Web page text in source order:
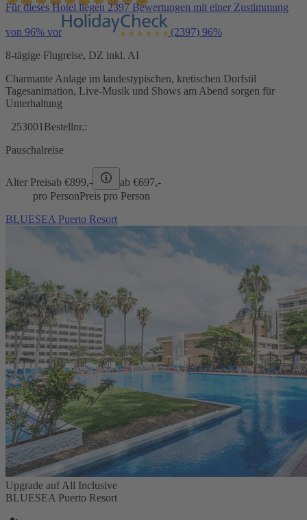
Für dieses Hotel liegen 2397 Bewertungen mit einer Zustimmung
von 96% vor (2397) 96%
8-tägige Flugreise, DZ inkl. AI
Charmante Anlage im landestypischen, kretischen Dorfstil
Tagesanimation, Live-Musik und Shows am Abend sorgen für
Unterhaltung
253001 Bestellnr.:
Pauschalreise
Alter Preisab €899,- ab €697,-
pro PersonPreis pro Person
BLUESEA Puerto Resort
Upgrade auf All Inclusive
BLUESEA Puerto Resort